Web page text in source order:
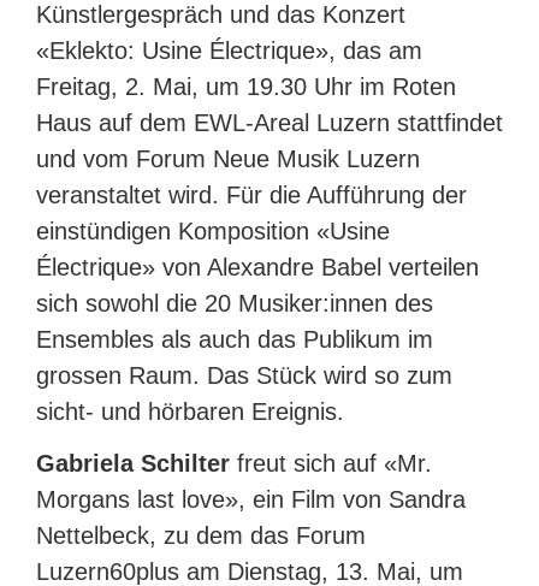
Künstlergespräch und das Konzert
«Eklekto: Usine Électrique», das am
Freitag, 2. Mai, um 19.30 Uhr im Roten
Haus auf dem EWL-Areal Luzern stattfindet
und vom Forum Neue Musik Luzern
veranstaltet wird. Für die Aufführung der
einstündigen Komposition «Usine
Électrique» von Alexandre Babel verteilen
sich sowohl die 20 Musiker:innen des
Ensembles als auch das Publikum im
grossen Raum. Das Stück wird so zum
sicht- und hörbaren Ereignis.
Gabriela Schilter freut sich auf «Mr.
Morgans last love», ein Film von Sandra
Nettelbeck, zu dem das Forum
Luzern60plus am Dienstag, 13. Mai, um